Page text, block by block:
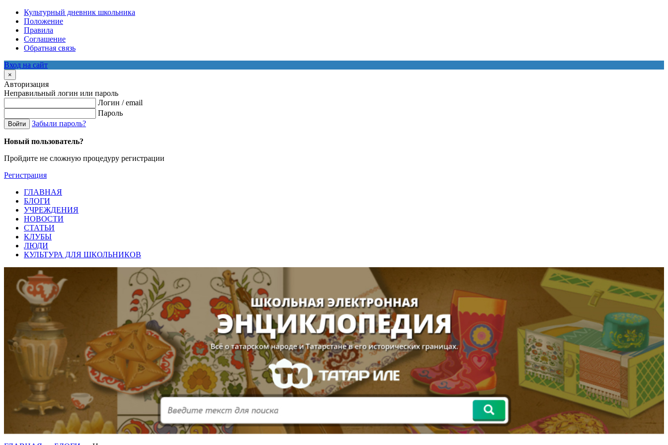
Культурный дневник школьника
Положение
Правила
Соглашение
Обратная связь
Вход на сайт
×
Авторизация
Неправильный логин или пароль
Логин / email
Пароль
Войти Забыли пароль?
Новый пользователь?
Пройдите не сложную процедуру регистрации
Регистрация
ГЛАВНАЯ
БЛОГИ
УЧРЕЖДЕНИЯ
НОВОСТИ
СТАТЬИ
КЛУБЫ
ЛЮДИ
КУЛЬТУРА ДЛЯ ШКОЛЬНИКОВ